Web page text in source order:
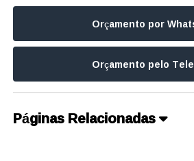
Orçamento por
Orçamento pelo
Páginas Relacionadas